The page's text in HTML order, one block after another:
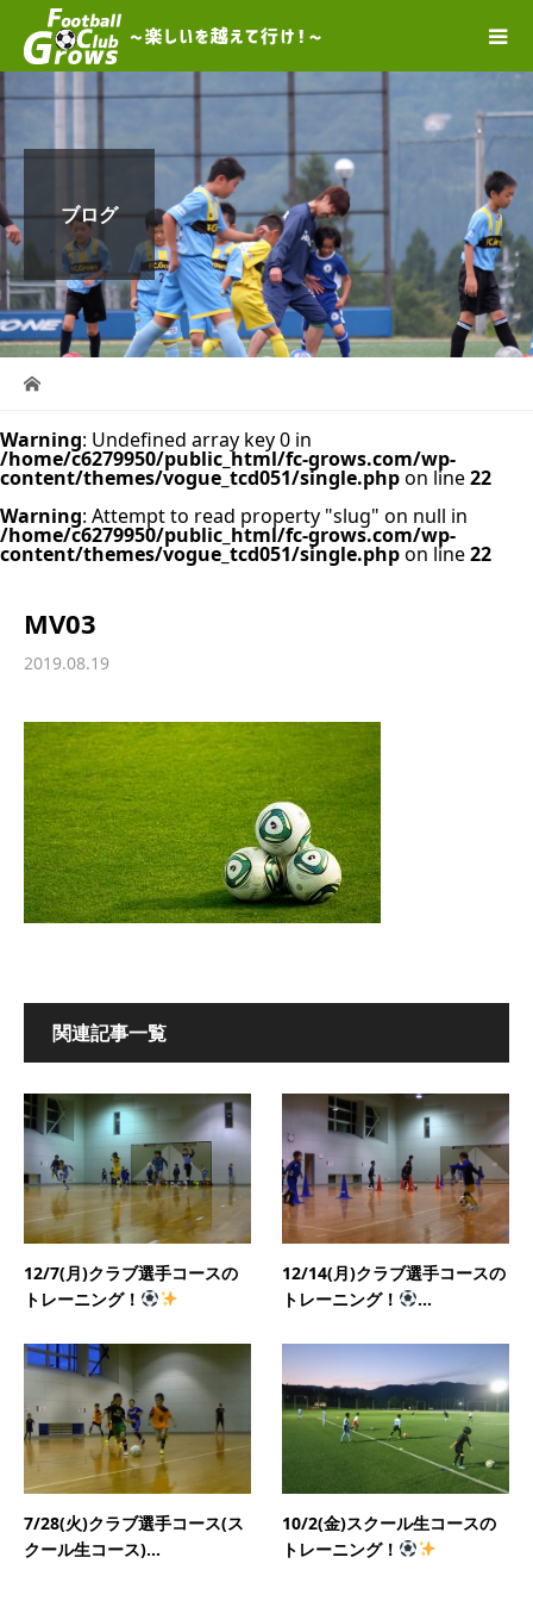
ブログ
Warning: Undefined array key 0 in
/home/c6279950/public_html/fc-grows.com/wp-
content/themes/vogue_tcd051/single.phpon line22
Warning: Attempt to read property "slug" on null in
/home/c6279950/public_html/fc-grows.com/wp-
content/themes/vogue_tcd051/single.phpon line22
MV03
2019.08.19
関連記事一覧
12/7(月)クラブ選手コースの
トレーニング！
12/14(月)クラブ選手コースの
トレーニング！
...
7/28(火)クラブ選手コース(ス
クール生コース)...
10/2(金)スクール生コースの
トレーニング！